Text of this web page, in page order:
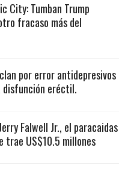
City: Tumban Trump
fracaso más del
por error antidepresivos
disfunción eréctil.
Falwell Jr., el paracaidas
trae US$10.5 millones